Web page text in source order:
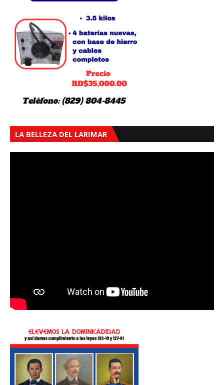
LA BELLEZA DEL LARIMAR